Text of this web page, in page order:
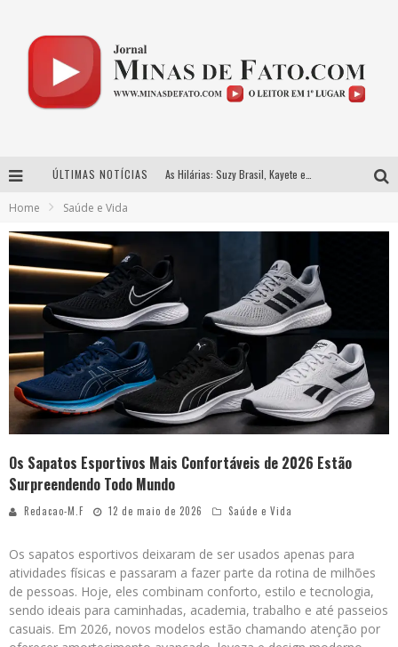
ÚLTIMAS NOTÍCIAS
Hot Wheels Monster Trucks Live™ confirma Belo Horizonte na turnê América do Sul 2027
Home Saúde e Vida
Os Sapatos Esportivos Mais Confortáveis de 2026 Estão
Surpreendendo Todo Mundo
Redacao-M.F 12 de maio de 2026 Saúde e Vida
Os sapatos esportivos deixaram de ser usados apenas para
atividades físicas e passaram a fazer parte da rotina de milhões
de pessoas. Hoje, eles combinam conforto, estilo e tecnologia,
sendo ideais para caminhadas, academia, trabalho e até passeios
casuais. Em 2026, novos modelos estão chamando atenção por